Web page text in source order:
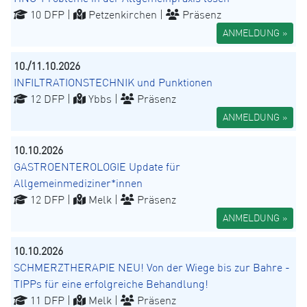
10 DFP |
Petzenkirchen | Präsenz
ANMELDUNG »
10./11.10.2026
INFILTRATIONSTECHNIK und Punktionen
12 DFP |
Ybbs | Präsenz
ANMELDUNG »
10.10.2026
GASTROENTEROLOGIE Update für
Allgemeinmediziner*innen
12 DFP |
Melk | Präsenz
ANMELDUNG »
10.10.2026
SCHMERZTHERAPIE NEU! Von der Wiege bis zur Bahre -
TIPPs für eine erfolgreiche Behandlung!
11 DFP |
Melk | Präsenz